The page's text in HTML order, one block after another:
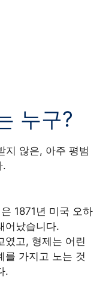
누구?
지 않은, 아주 평범
.
1871년 미국 오하
어났습니다.
였고, 형제는 어린
를 가지고 노는 것
.